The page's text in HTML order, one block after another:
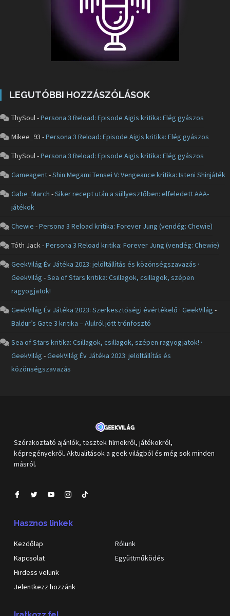
LEGUTÓBBI HOZZÁSZÓLÁSOK
ThySoul-Persona 3 Reload: Episode Aigis kritika: Elég gyászos
Mikee_93 -Persona 3 Reload: Episode Aigis kritika: Elég gyászos
ThySoul-Persona 3 Reload: Episode Aigis kritika: Elég gyászos
Gameagent-Shin Megami Tensei V: Vengeance kritika: Isteni Shinjáték
Gabe_March -Siker recept után a süllyesztőben: elfeledett AAA-
játékok
Chewie -Persona 3 Reload kritika: Forever Jung (vendég: Chewie)
Tóth Jack-Persona 3 Reload kritika: Forever Jung (vendég: Chewie)
GeekVilág Év Játéka 2023: jelöltállítás és közönségszavazás ·
GeekVilág -Sea of Stars kritika: Csillagok, csillagok, szépen
ragyogjatok!
GeekVilág Év Játéka 2023: Szerkesztőségi évértékelő · GeekVilág -
Baldur’s Gate 3 kritika – Alulról jött trónfosztó
Sea of Stars kritika: Csillagok, csillagok, szépen ragyogjatok! ·
GeekVilág -GeekVilág Év Játéka 2023: jelöltállítás és
közönségszavazás
Szórakoztató ajánlók, tesztek filmekről, játékokról,
képregényekről. Aktualitások a geek világból és még sok minden
másról.
Hasznos linkek
Kezdőlap
Kapcsolat
Hirdess velünk
Jelentkezz hozzánk
Rólunk
Együttműködés